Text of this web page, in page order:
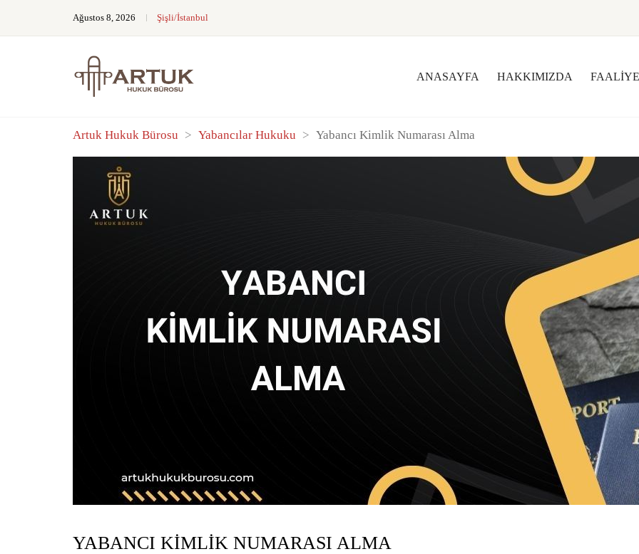
Ağustos 8, 2026 Şişli/İstanbul
ANASAYFA HAKKIMIZDA
Artuk Hukuk Bürosu > Yabancılar Hukuku > Yabancı Kimlik Numarası Alma
YABANCI KIMLIK NUMARASI ALMA